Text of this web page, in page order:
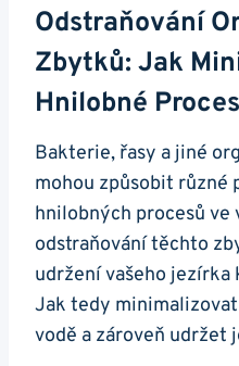
Odstraňování
Zbytků: Jak
Hnilobné
Bakterie, řasy a jiné
mohou ‌způsobit různé
hnilobných procesů ve
odstraňování těchto
⁣udržení vašeho jezírka
Jak tedy
vodě a ‌zároveň udržet